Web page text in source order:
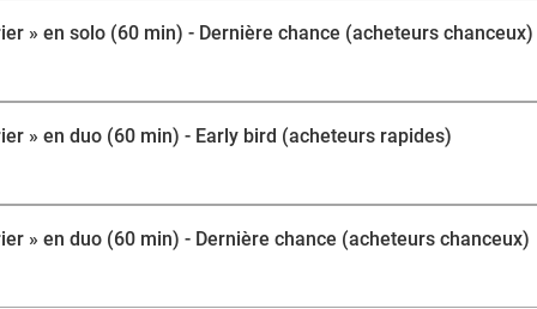
» en solo (60 min) - Dernière chance (acheteurs chanceux)
» en duo (60 min) - Early bird (acheteurs rapides)
» en duo (60 min) - Dernière chance (acheteurs chanceux)